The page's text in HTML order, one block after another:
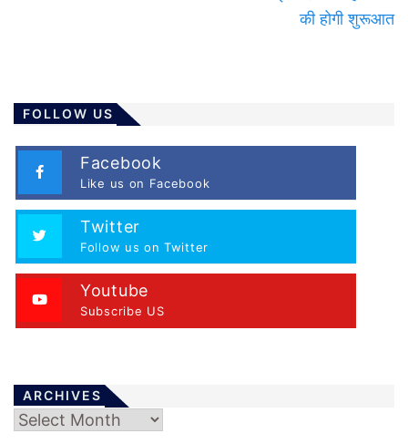
की होगी शुरूआत
FOLLOW US
Facebook
Like us on Facebook
Twitter
Follow us on Twitter
Youtube
Subscribe US
ARCHIVES
Archives